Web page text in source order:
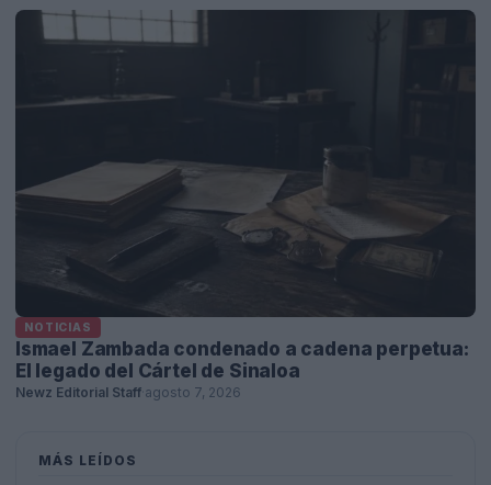
NOTICIAS
Ismael Zambada condenado a cadena perpetua:
El legado del Cártel de Sinaloa
Newz Editorial Staff agosto 7, 2026
MÁS LEÍDOS